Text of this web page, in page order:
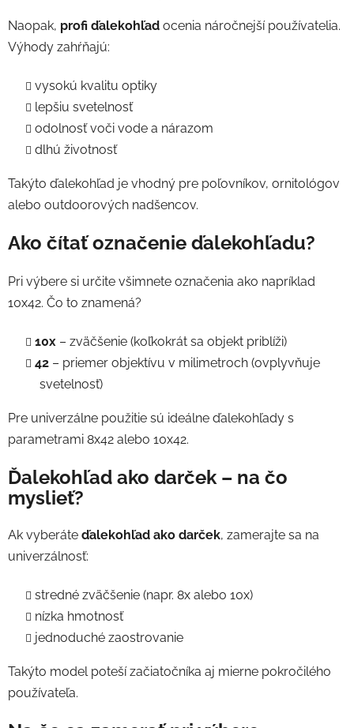
Naopak, profi ďalekohľad ocenia náročnejší používatelia.
Výhody zahŕňajú:
vysokú kvalitu optiky
lepšiu svetelnosť
odolnosť voči vode a nárazom
dlhú životnosť
Takýto ďalekohľad je vhodný pre poľovníkov, ornitológov
alebo outdoorových nadšencov.
Ako čítať označenie ďalekohľadu?
Pri výbere si určite všimnete označenia ako napríklad
10x42. Čo to znamená?
10x – zväčšenie (koľkokrát sa objekt priblíži)
42 – priemer objektívu v milimetroch (ovplyvňuje
svetelnosť)
Pre univerzálne použitie sú ideálne ďalekohľady s
parametrami 8x42 alebo 10x42.
Ďalekohľad ako darček – na čo
myslieť?
Ak vyberáte ďalekohľad ako darček, zamerajte sa na
univerzálnosť:
stredné zväčšenie (napr. 8x alebo 10x)
nízka hmotnosť
jednoduché zaostrovanie
Takýto model poteší začiatočníka aj mierne pokročilého
používateľa.